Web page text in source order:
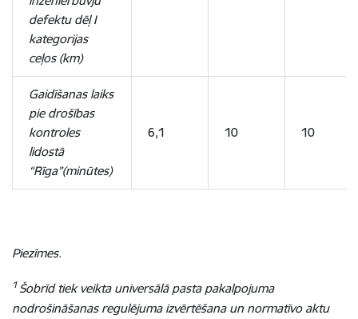
defektu dēļ I
kategorijas
ceļos (km)
Gaidīšanas laiks
pie drošības
kontroles
lidostā
“Rīga”(minūtes)
6,1 10 10
Piezīmes.
1 Šobrīd tiek veikta universālā pasta pakalpojuma
nodrošināšanas regulējuma izvērtēšana un normatīvo aktu